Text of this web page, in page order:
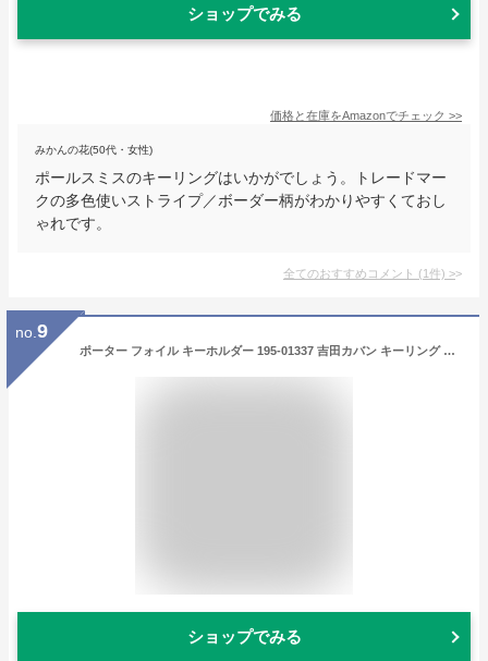
ショップでみる
価格と在庫をAmazonでチェック >>
みかんの花(50代・女性)
ポールスミスのキーリングはいかがでしょう。トレードマー
クの多色使いストライプ／ボーダー柄がわかりやすくておし
ゃれです。
全てのおすすめコメント (1件) >
no. 9
ポーター フォイル キーホルダー 195-01337 吉田カバン キーリング ゴールド シルバー メンズ レディース ブランド レザー 革 本革 おしゃれ PORTER
ショップでみる